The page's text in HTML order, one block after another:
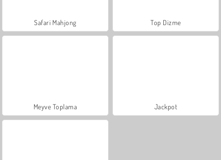
Safari Mahjong Top Dizme
Meyve Toplama Jackpot